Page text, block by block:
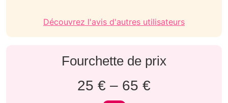
Découvrez l'avis d'autres utilisateurs
Fourchette de prix
25 € – 65 €